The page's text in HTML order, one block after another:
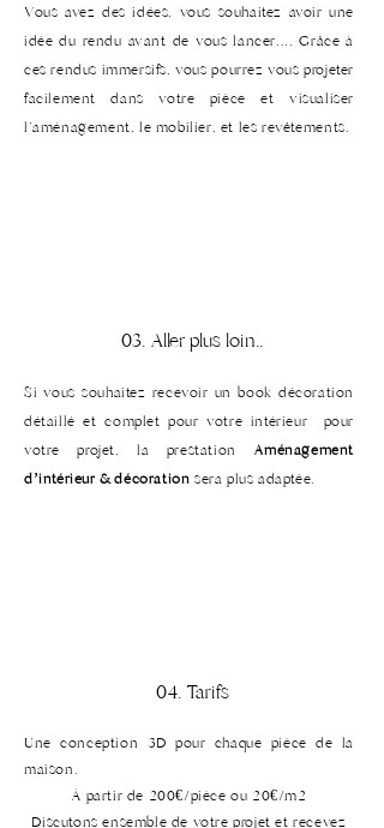
Vous avez des idées, vous souhaitez avoir une
idée du rendu avant de vous lancer.... Grâce à
ces rendus immersifs, vous pourrez vous projeter
facilement dans votre pièce et visualiser
l'aménagement, le mobilier, et lesrevêtements.
03. Aller plus loin..
Si vous souhaitez recevoir un book décoration
détaillé etcomplet pour votre intérieur pour
votre projet, la prestation Aménagement
d’intérieur & décoration sera plus adaptée.
04. Tarifs
Une conception 3D pour chaque pièce de la
maison.
À partir de 200€/pièce ou 20€/m2
Discutons ensemble de votre projet et recevez